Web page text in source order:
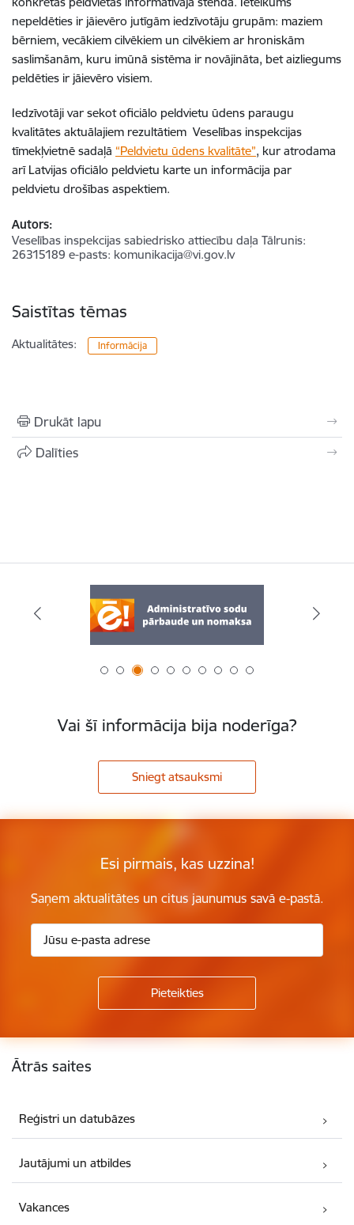
nepeldēties ir jāievēro jutīgām iedzīvotāju grupām: maziem
bērniem, vecākiem cilvēkiem un cilvēkiem ar hroniskām
saslimšanām, kuru imūnā sistēma ir novājināta, bet aizliegums
peldēties ir jāievēro visiem.
Iedzīvotāji var sekot oficiālo peldvietu ūdens paraugu
kvalitātes aktuālajiem rezultātiem Veselības inspekcijas
tīmekļvietnē sadaļā “Peldvietu ūdens kvalitāte”, kur atrodama
arī Latvijas oficiālo peldvietu karte un informācija par
peldvietu drošības aspektiem.
Autors:
Veselības inspekcijas sabiedrisko attiecību daļa Tālrunis:
26315189 e-pasts: komunikacija@vi.gov.lv
Saistītas tēmas
Aktualitātes: Informācija
Drukāt lapu
Dalīties
Vai šī informācija bija noderīga?
Sniegt atsauksmi
Esi pirmais, kas uzzina!
Saņem aktualitātes un citus jaunumus savā e-pastā.
Kājene
Ātrās saites
Reģistri un datubāzes
Jautājumi un atbildes
Vakances